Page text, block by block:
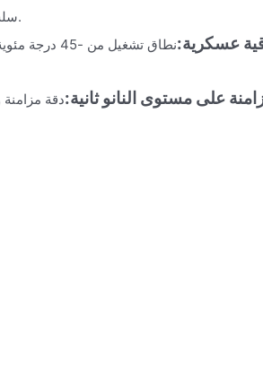
سلس دون انقطاع، مما يضمن عدم وجود أي توقف.
عسكرية:
على مستوى النانو ثانية: